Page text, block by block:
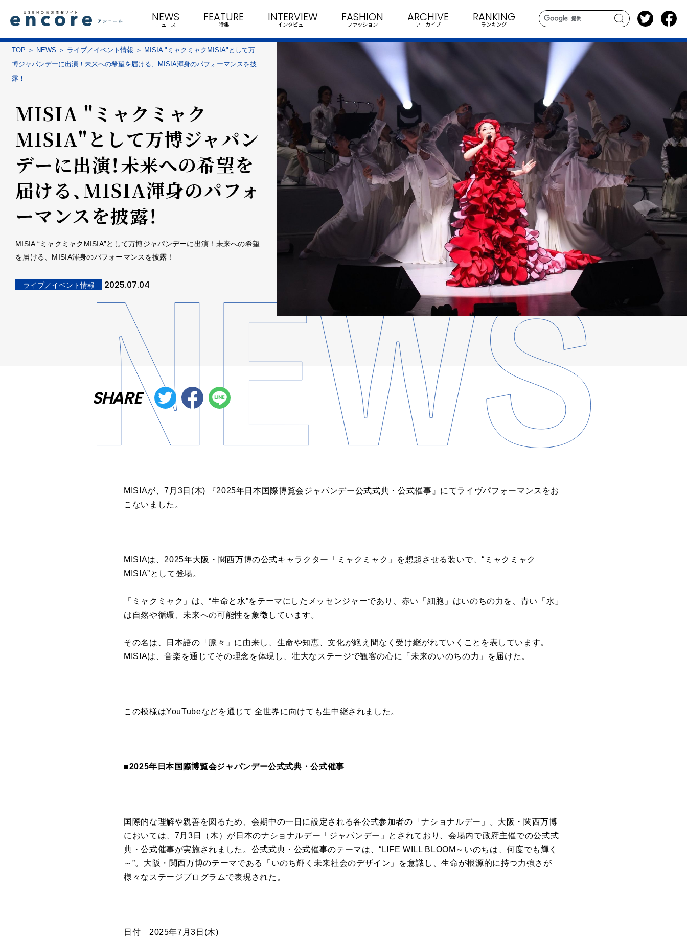
search
NEWS
ニュース
FEATURE
特集
INTERVIEW
インタビュー
FASHION
ファッション
ARCHIVE
アーカイブ
RANKING
ランキング
TOP NEWS ライブ／イベント情報
MISIA "ミャクミャクMISIA"として万
博ジャパンデーに出演！未来への希望を届ける、MISIA渾身のパフォーマンスを披
露！
MISIA "ミャクミャク
MISIA"として万博ジャパン
デーに出演！未来への希望を
届ける、MISIA渾身のパフォ
ーマンスを披露！
MISIA “ミャクミャクMISIA”として万博ジャパンデーに出演！未来への希望
を届ける、MISIA渾身のパフォーマンスを披露！
ライブ／イベント情報 2025.07.04
SHARE
MISIAが、7 月 3日 (木) 『2025年日本国際博覧会ジャパンデー公式式典・公式催事』にてライヴパフォーマンスをお
こないました。
MISIAは、 2025年大阪・関西万博の公式キャラクター「ミャクミャク」を想起させる装いで、“ ミャクミャク
MISIA”として登場。
「ミャクミャク」は、“生命と水”をテーマにしたメッセンジャーであり、赤い「細胞」はいのちの力を、青い「水」
は自然や循環、未来への可能性を象徴しています。
その名は、日本語の「脈々」に由来し、生命や知恵、文化が絶え間なく受け継がれていくことを表しています。
MISIAは、音楽を通じてその理念を体現し、壮大なステージで観客の心に「未来のいのちの力」を届けた。
この模様はYouTubeなどを通じて 全世界に向けても生中継されました。
■2025年日本国際博覧会ジャパンデー公式式典・公式催事
国際的な理解や親善を図るため、会期中の一日に設定される各公式参加者の「ナショナルデー」。大阪・関西万博
においては、 7月3 日（木）が日本のナショナルデー「ジャパンデー」とされており、会場内で政府主催での公式式
典・公式催事が実施されました。公式式典・公式催事のテーマは、“LIFE WILL BLOOM ～いのちは、何度でも輝く
～ ”。大阪・関西万博のテーマである「いのち輝く未来社会のデザイン」を意識し、生命が根源的に持つ力強さが
様々なステージプログラムで表現された。
日付 2025年7 月3 日 (木)